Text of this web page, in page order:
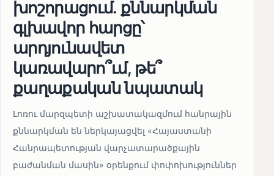
խոշորացում. քննարկման
գլխավոր հարցը՝
արդյունավետ
կառավարո՞ւմ, թե՞
քաղաքական նպատակ
Լոռու մարզպետի աշխատակազմում հանրային
քննարկման են ներկայացվել «Հայաստանի
Հանրապետության վարչատարածքային
բաժանման մասին» օրենքում փոփոխություններ